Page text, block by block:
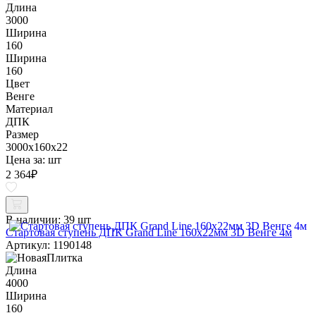
Длина
3000
Ширина
160
Ширина
160
Цвет
Венге
Материал
ДПК
Размер
3000x160x22
Цена за: шт
2 364₽
В наличии: 39 шт
Стартовая ступень ДПК Grand Line 160х22мм 3D Венге 4м
Артикул: 1190148
Длина
4000
Ширина
160